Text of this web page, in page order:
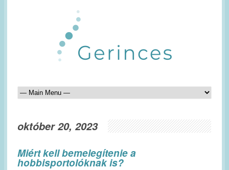
október 20, 2023
Miért kell bemelegítenie a
hobbisportolóknak is?